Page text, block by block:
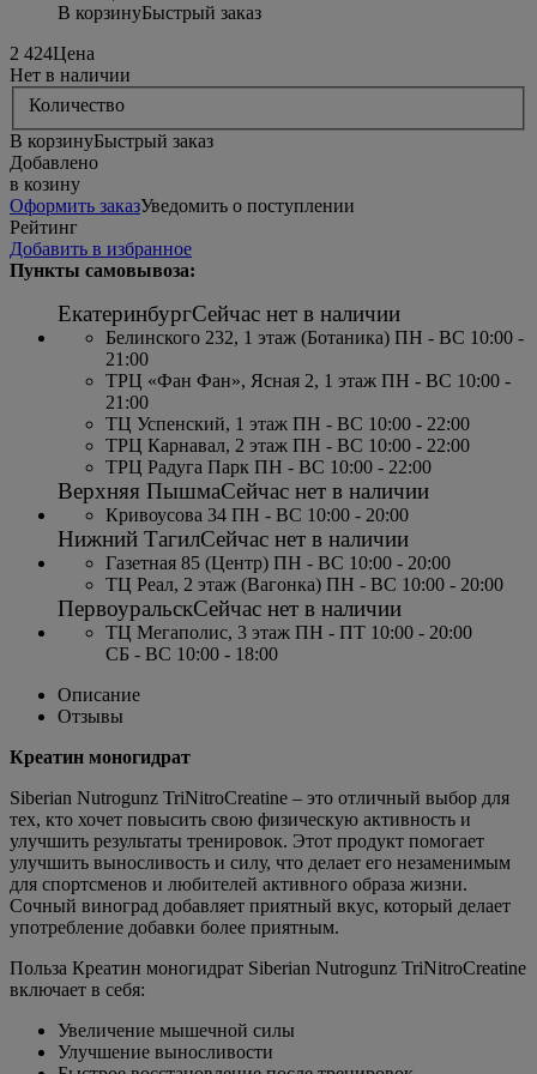
В корзинуБыстрый заказ
2 424Цена
Нет в наличии
Количество
В корзинуБыстрый заказ
Добавлено
в козину
Оформить заказУведомить о поступлении
Рейтинг
Добавить в избранное
Пункты самовывоза:
ЕкатеринбургСейчас нет в наличии
Белинского 232, 1 этаж (Ботаника) ПН - ВС 10:00 -
21:00
ТРЦ «Фан Фан», Ясная 2, 1 этаж ПН - ВС 10:00 -
21:00
ТЦ Успенский, 1 этаж ПН - ВС 10:00 - 22:00
ТРЦ Карнавал, 2 этаж ПН - ВС 10:00 - 22:00
ТРЦ Радуга Парк ПН - ВС 10:00 - 22:00
Верхняя ПышмаСейчас нет в наличии
Кривоусова 34 ПН - ВС 10:00 - 20:00
Нижний ТагилСейчас нет в наличии
Газетная 85 (Центр) ПН - ВС 10:00 - 20:00
ТЦ Реал, 2 этаж (Вагонка) ПН - ВС 10:00 - 20:00
ПервоуральскСейчас нет в наличии
ТЦ Мегаполис, 3 этаж ПН - ПТ 10:00 - 20:00
СБ - ВС 10:00 - 18:00
Описание
Отзывы
Креатин моногидрат
Siberian Nutrogunz TriNitroCreatine – это отличный выбор для
тех, кто хочет повысить свою физическую активность и
улучшить результаты тренировок. Этот продукт помогает
улучшить выносливость и силу, что делает его незаменимым
для спортсменов и любителей активного образа жизни.
Сочный виноград добавляет приятный вкус, который делает
употребление добавки более приятным.
Польза Креатин моногидрат Siberian Nutrogunz TriNitroCreatine
включает в себя:
Увеличение мышечной силы
Улучшение выносливости